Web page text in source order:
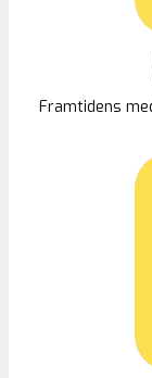
Framtidens